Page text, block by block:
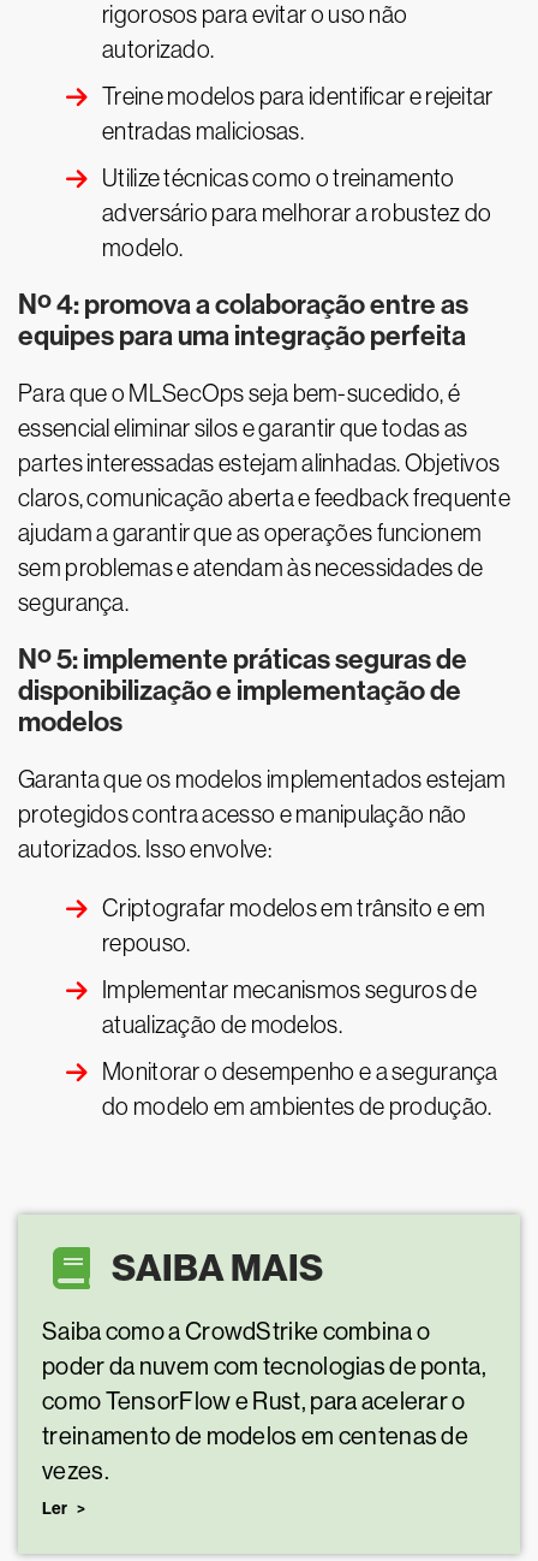
rigorosos para evitar o uso não
autorizado.
Treine modelos para identificar e rejeitar
entradas maliciosas.
Utilize técnicas como o treinamento
adversário para melhorar a robustez do
modelo.
Nº 4: promova a colaboração entre as
equipes para uma integração perfeita
Para que o MLSecOps seja bem-sucedido, é
essencial eliminar silos e garantir que todas as
partes interessadas estejam alinhadas. Objetivos
claros, comunicação aberta e feedback frequente
ajudam a garantir que as operações funcionem
sem problemas e atendam às necessidades de
segurança.
Nº 5: implemente práticas seguras de
disponibilização e implementação de
modelos
Garanta que os modelos implementados estejam
protegidos contra acesso e manipulação não
autorizados. Isso envolve:
Criptografar modelos em trânsito e em
repouso.
Implementar mecanismos seguros de
atualização de modelos.
Monitorar o desempenho e a segurança
do modelo em ambientes de produção.
SAIBA MAIS
Saiba como a CrowdStrike combina o
poder da nuvem com tecnologias de ponta,
como TensorFlow e Rust, para acelerar o
treinamento de modelos em centenas de
vezes.
Ler